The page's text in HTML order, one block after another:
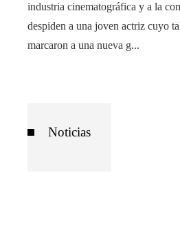
industria cinematográfica y a la
despiden a una joven actriz cuyo
marcaron a una nueva g...
Noticias